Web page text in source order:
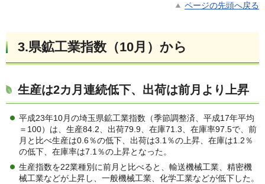
ページの先頭へ戻る
3.県鉱工業指数（10月）から
生産は2カ月連続低下、出荷は前月より上昇
平成23年10月の埼玉県鉱工業指数（季節調整済、平成17年平均
＝100）は、生産84.2、出荷79.9、在庫71.3、在庫率97.5で、前
月と比べ生産は0.6％の低下、出荷は3.1％の上昇、在庫は1.2％
の低下、在庫率は7.1％の上昇となった。
生産指数を22業種別に前月と比べると、輸送機械工業、精密機
械工業などが上昇し、一般機械工業、化学工業などが低下した。